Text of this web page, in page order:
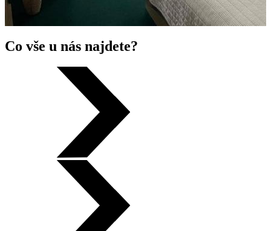
Ubytování za příznivé ceny
SAREZA HOTEL***je standardní tříhvězdičkový hotel střední
kategorie, který nabízí pokoje s moderním vybavením a interiérem.
Umístění hotelu je v klidové zóně městské části Ostrava Poruba v
blízkosti Vysoké školy báňské a Fakultní nemocnice Ostrava, s
výbornou dopravní dostupností do centra města, na letiště Mošnov
a nádraží Ostrava-Svinov.
Kapacita hotelu je61 lůžeka 26 pokojů
nadstandardní, standardní a 1 apartmán to vše za příznivé ceny.
Hosté mohou zdarma využít hotelové fitness centrum.
Recepce hotelu má nepřetržitý provoz
Co vše u nás najdete?